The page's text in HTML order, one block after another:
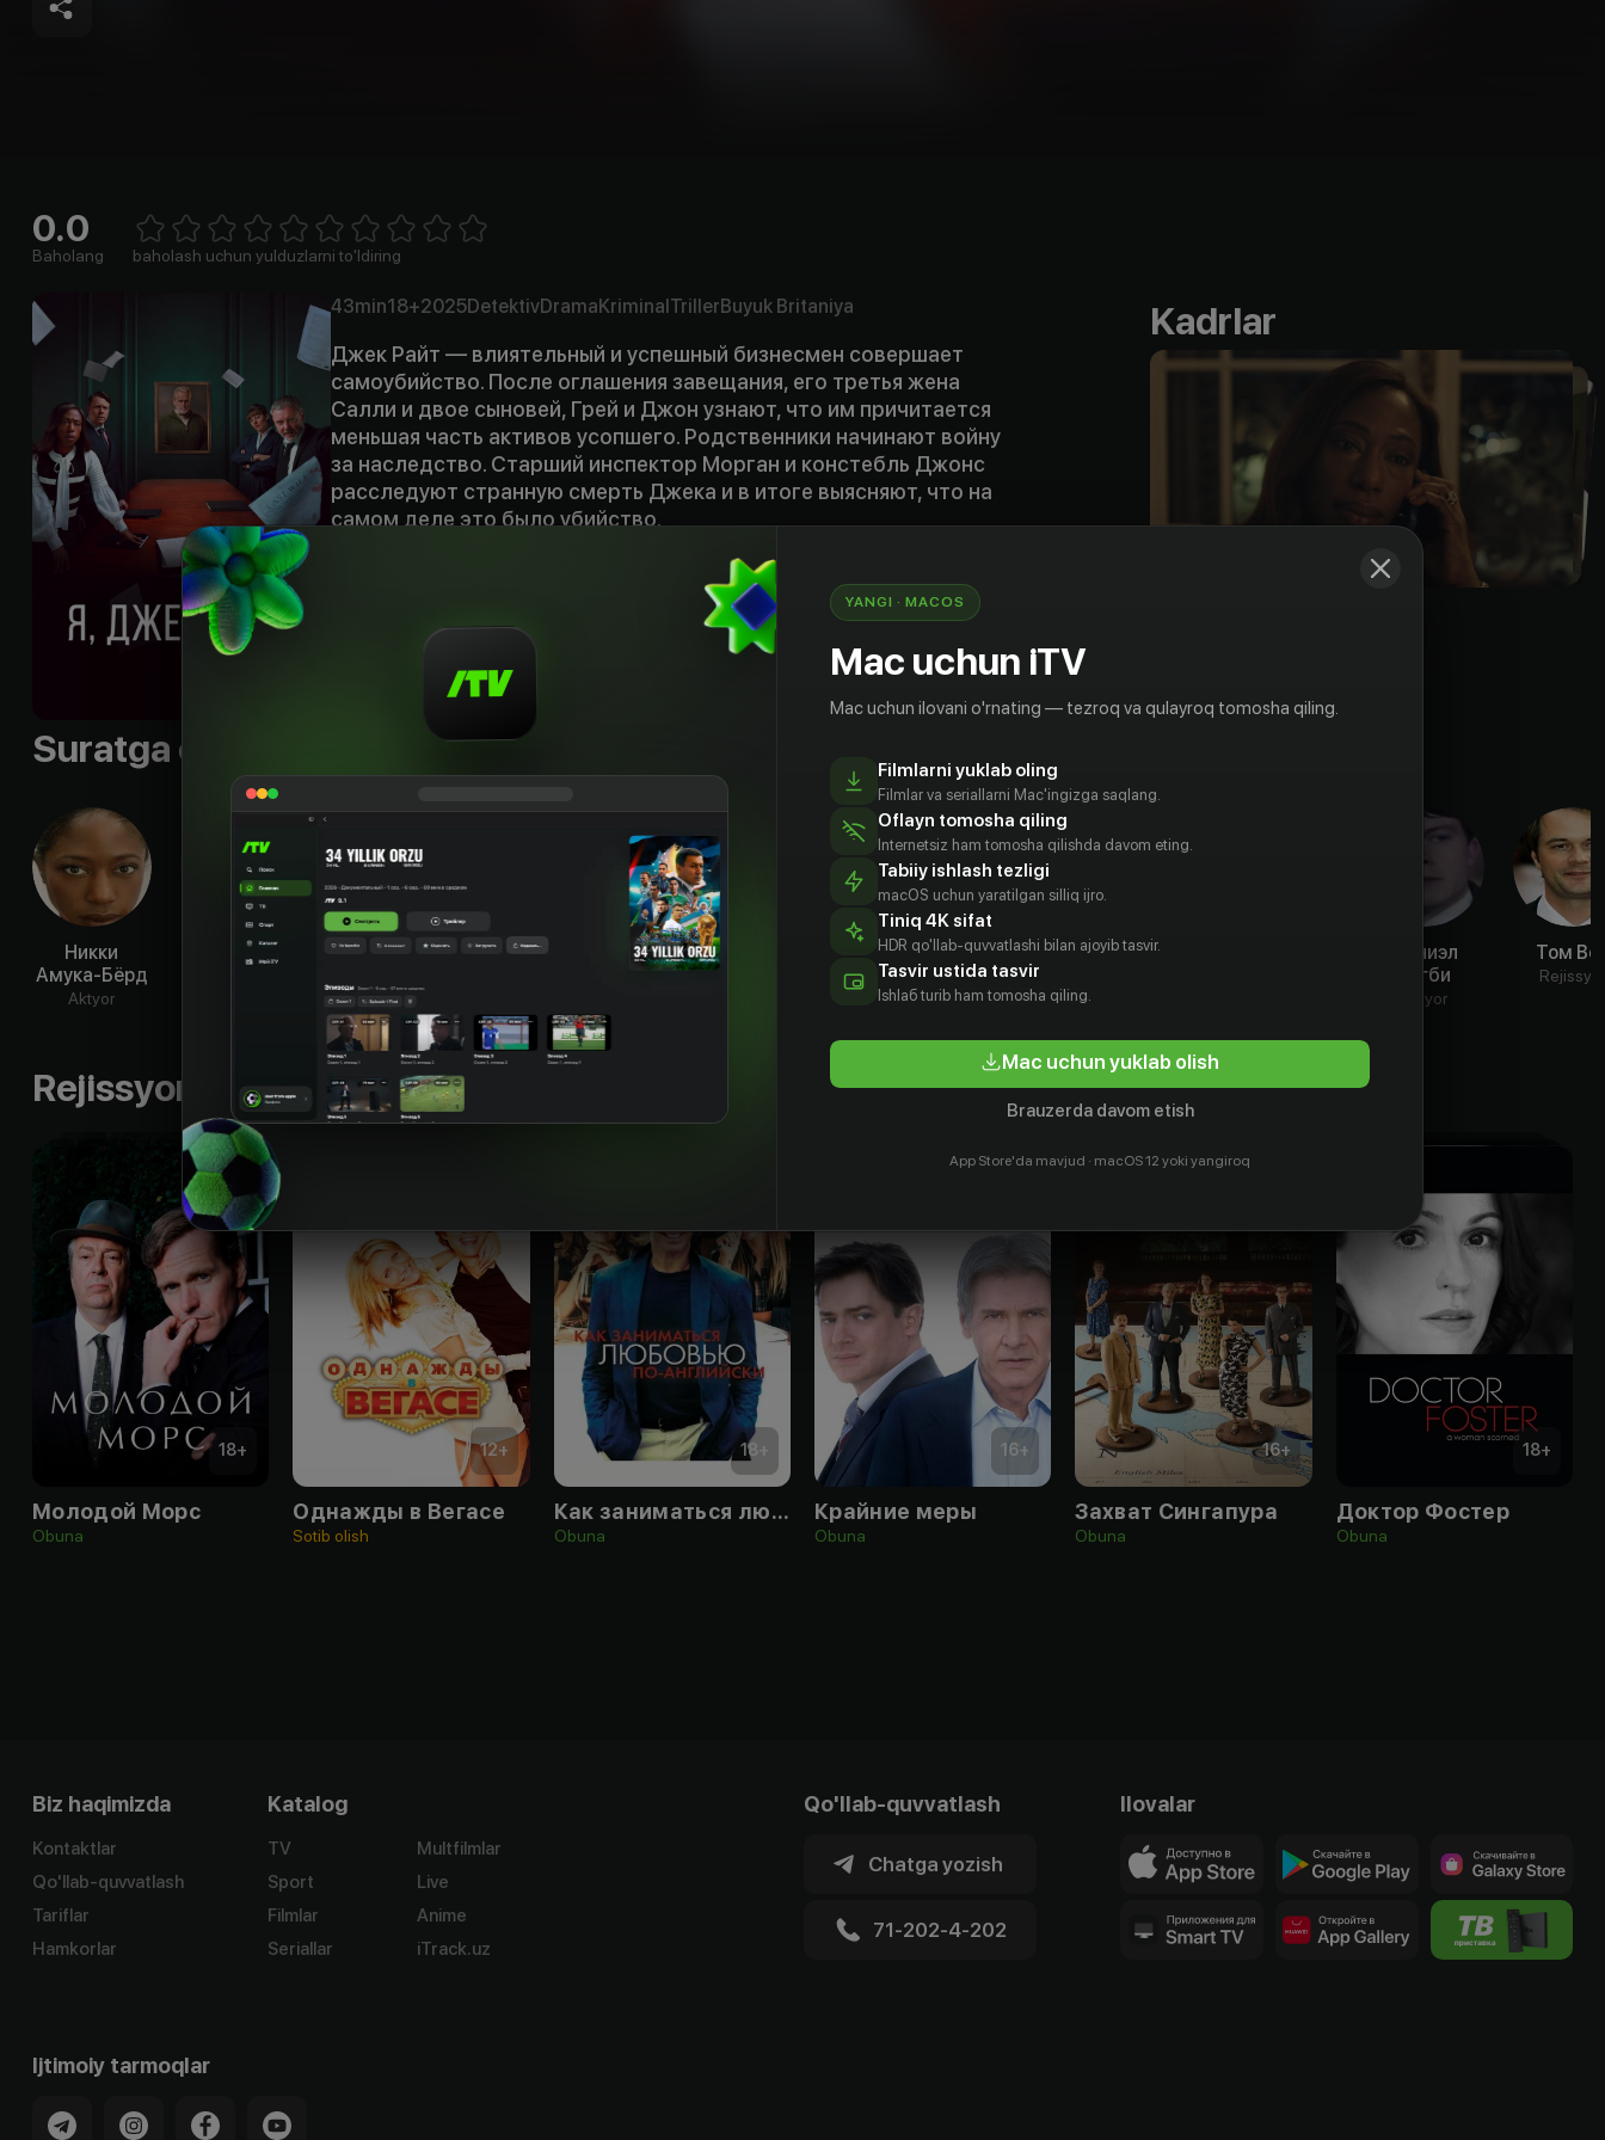
0.0
Baholang 1 Star2 Stars3 Stars4 Stars5 Stars6 Stars7 Stars8 Stars
baholash uchun yulduzlarni to'ldiring
43min18+2025DetektivDramaKriminalTrillerBuyuk Britaniya
Джек Райт — влиятельный и успешный бизнесмен совершает
самоубийство. После оглашения завещания, его третья жена
Салли и двое сыновей, Грей и Джон узнают, что им причитается
меньшая часть активов усопшего. Родственники начинают войну
за наследство. Старший инспектор Морган и констебль Джонс
расследуют странную смерть Джека и в итоге выясняют, что на
самом деле это было убийство.
Kadrlar
Suratga olish guruhi
Никки
Амука-Бёрд
Aktyor
Джон Симм Гарри Ллойд Зои Таппер
Джеймс
Флит
Джонс
Сабрина
Бартлетт
Aktyor
Руби Эшборн
Дэниэл
Ригби
Aktyor
Том
Rejissyor
Rejissyorning boshqa ishlari
18+
Молодой Морс
Obuna
12+
Однажды в Вегасе
Sotib olish
18+
Как заниматься любовью по-английски
Obuna
16+
Крайние меры
Obuna
16+
Захват Сингапура
Obuna
18+
Доктор Фостер
Obuna
Biz haqimizda
Kontaktlar
Qo'llab-quvvatlash
Tariflar
Hamkorlar
Katalog
TV
Sport
Filmlar
Seriallar
Multfilmlar
Live
Anime
iTrack.uz
Qo'llab-quvvatlash
Chatga yozish
71-202-4-202
Ilovalar
Ijtimoiy tarmoqlar
YANGI · MACOS
Mac uchun iTV
Mac uchun ilovani o'rnating — tezroq va qulayroq tomosha qiling.
Filmlarni yuklab oling
Filmlar va seriallarni Mac'ingizga saqlang.
Oflayn tomosha qiling
Internetsiz ham tomosha qilishda davom eting.
Tabiiy ishlash tezligi
macOS uchun yaratilgan silliq ijro.
Tiniq 4K sifat
HDR qo'llab-quvvatlashi bilan ajoyib tasvir.
Tasvir ustida tasvir
Ishlаб turib ham tomosha qiling.
Mac uchun yuklab olish
Brauzerda davom etish
App Store'da mavjud · macOS 12 yoki yangiroq